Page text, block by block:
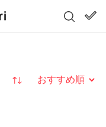
並び替え